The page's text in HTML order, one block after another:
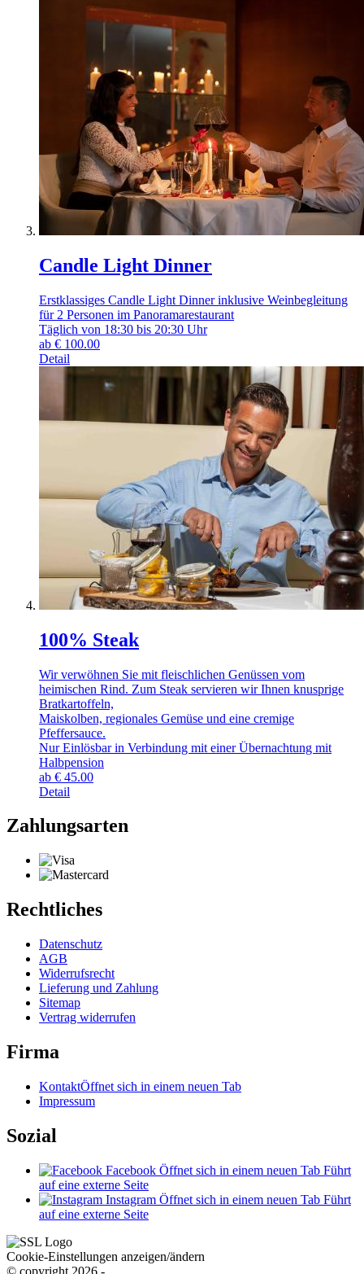
Candle Light Dinner
Erstklassiges Candle Light Dinner inklusive Weinbegleitung
für 2 Personen im Panoramarestaurant
Täglich von 18:30 bis 20:30 Uhr
ab € 100.00
Detail
100% Steak
Wir verwöhnen Sie mit fleischlichen Genüssen vom
heimischen Rind. Zum Steak servieren wir Ihnen knusprige
Bratkartoffeln,
Maiskolben, regionales Gemüse und eine cremige
Pfeffersauce.
Nur Einlösbar in Verbindung mit einer Übernachtung mit
Halbpension
ab € 45.00
Detail
Zahlungsarten
Rechtliches
Datenschutz
AGB
Widerrufsrecht
Lieferung und Zahlung
Sitemap
Vertrag widerrufen
Firma
KontaktÖffnet sich in einem neuen Tab
Impressum
Sozial
Facebook Öffnet sich in einem neuen Tab Führt
auf eine externe Seite
Instagram Öffnet sich in einem neuen Tab Führt
auf eine externe Seite
Cookie-Einstellungen anzeigen/ändern
© copyright 2026 -